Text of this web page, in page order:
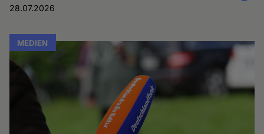
28.07.2026
MEDIEN